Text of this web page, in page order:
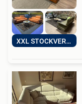
XXL STOCKVERKOOP